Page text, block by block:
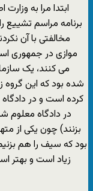
ابتدا مرا به
برنامه مراسم
مخالفتی با آن
موازی در جمهوری
می کنند، یک
شده بود که این گروه
کرده است و در دادگاه
در دادگاه معلوم
بزنند) چون یکی از
بود که سیف را هم
زیاد است و بهتر